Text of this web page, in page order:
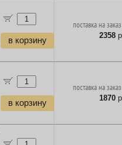
в корзину
поставка на
2358
в корзину
поставка на
1870